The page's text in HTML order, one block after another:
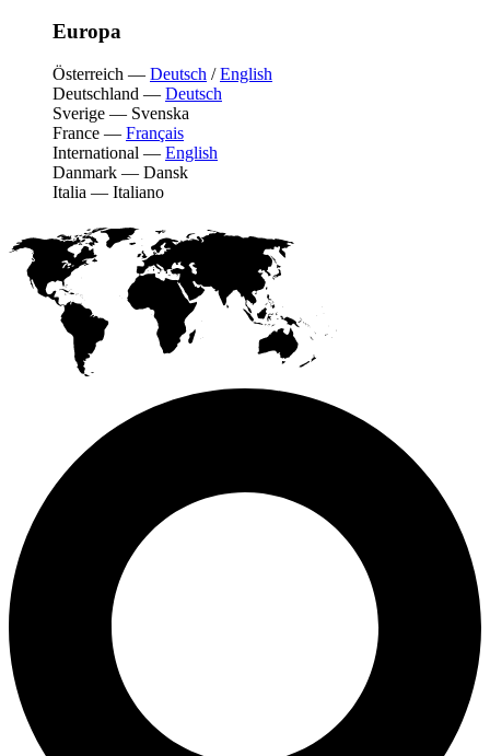
Europa
Österreich — Deutsch /English
Deutschland — Deutsch
Sverige — Svenska
France — Français
International — English
Danmark — Dansk
Italia — Italiano